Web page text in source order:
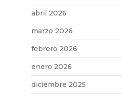
abril 2026
marzo 2026
febrero 2026
enero 2026
diciembre 2025